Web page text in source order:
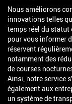
Nous améliorons
innovations telles
temps réel du
pour vous informer
réservent
notamment des
de courses
Ainsi, notre service
également aux
un système de